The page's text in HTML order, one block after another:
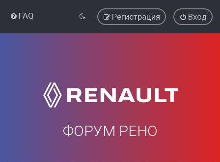
FAQ Вход
Регистрация
ФОРУМ РЕНО